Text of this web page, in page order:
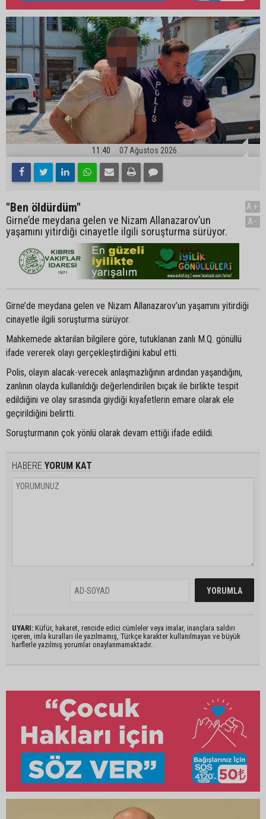
11:40 07 Ağustos 2026
"Ben öldürdüm"
Girne’de meydana gelen ve Nizam Allanazarov’un
yaşamını yitirdiği cinayetle ilgili soruşturma sürüyor.
A+
A-
Girne’de meydana gelen ve Nizam Allanazarov’un yaşamını yitirdiği
cinayetle ilgili soruşturma sürüyor.
Mahkemede aktarılan bilgilere göre, tutuklanan zanlı M.Q. gönüllü
ifade vererek olayı gerçekleştirdiğini kabul etti.
Polis, olayın alacak-verecek anlaşmazlığının ardından yaşandığını,
zanlının olayda kullanıldığı değerlendirilen bıçak ile birlikte tespit
edildiğini ve olay sırasında giydiği kıyafetlerin emare olarak ele
geçirildiğini belirtti.
Soruşturmanın çok yönlü olarak devam ettiği ifade edildi.
HABERE YORUM KAT
UYARI: Küfür, hakaret, rencide edici cümleler veya imalar, inançlara saldırı
içeren, imla kuralları ile yazılmamış, Türkçe karakter kullanılmayan ve büyük
harflerle yazılmış yorumlar onaylanmamaktadır.